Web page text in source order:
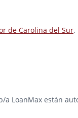
de Carolina del Sur.
LoanMax están